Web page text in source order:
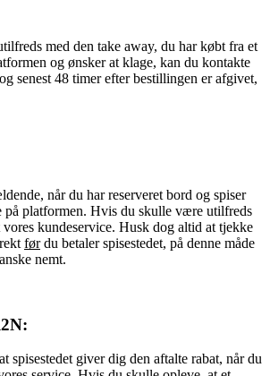
med den take away, du har købt fra et
og ønsker at klage, kan du kontakte
senest 48 timer efter bestillingen er afgivet,
når du har reserveret bord og spiser
på platformen. Hvis du skulle være utilfreds
kundeservice. Husk dog altid at tjekke
førdu betaler spisestedet, på denne måde
nemt.
spisestedet giver dig den aftalte rabat, når du